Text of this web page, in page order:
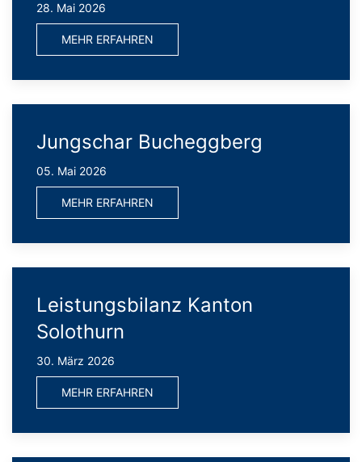
28. Mai 2026
MEHR ERFAHREN
Jungschar Bucheggberg
05. Mai 2026
MEHR ERFAHREN
Leistungsbilanz Kanton
Solothurn
30. März 2026
MEHR ERFAHREN